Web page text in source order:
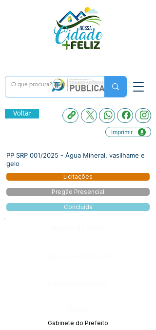
Voltar
Imprimir
PP SRP 001/2025 - Água Mineral, vasilhame e
gelo
Licitações
Pregão Presencial
Concluída
Gabinete do Prefeito